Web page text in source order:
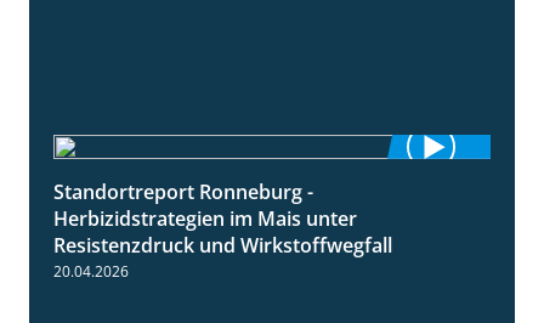
Standortreport Ronneburg -
Herbizidstrategien im Mais unter
Resistenzdruck und Wirkstoffwegfall
20.04.2026